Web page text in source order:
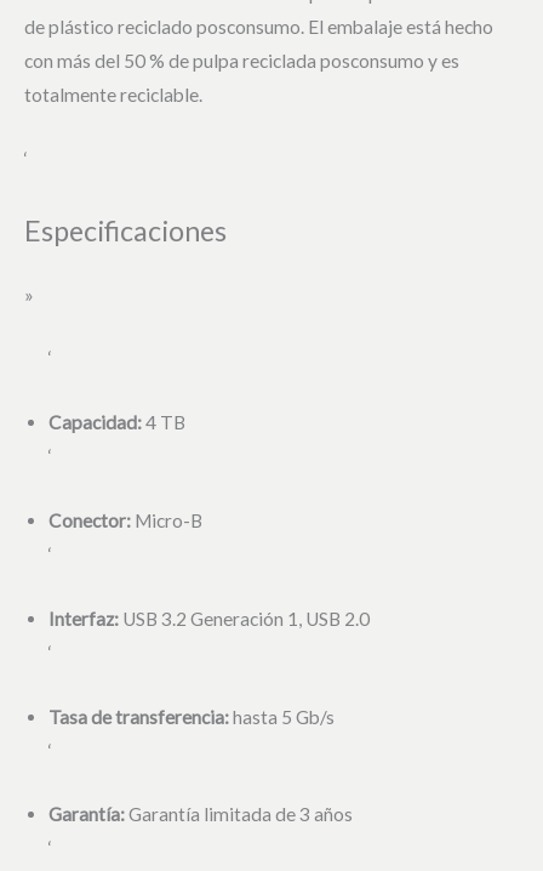
de plástico reciclado posconsumo. El embalaje está hecho
con más del 50 % de pulpa reciclada posconsumo y es
totalmente reciclable.
‘
Especificaciones
»
‘
Capacidad:4 TB
‘
Conector: Micro-B
‘
Interfaz: USB 3.2 Generación 1, USB 2.0
‘
Tasa de transferencia:hasta 5 Gb/s
‘
Garantía:Garantía limitada de 3 años
‘